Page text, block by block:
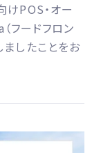
けPOS・オー
フードフロン
ましたことをお